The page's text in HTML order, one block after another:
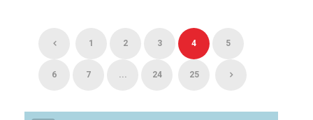
1 2 3 4 5
6 7 ... 24 25